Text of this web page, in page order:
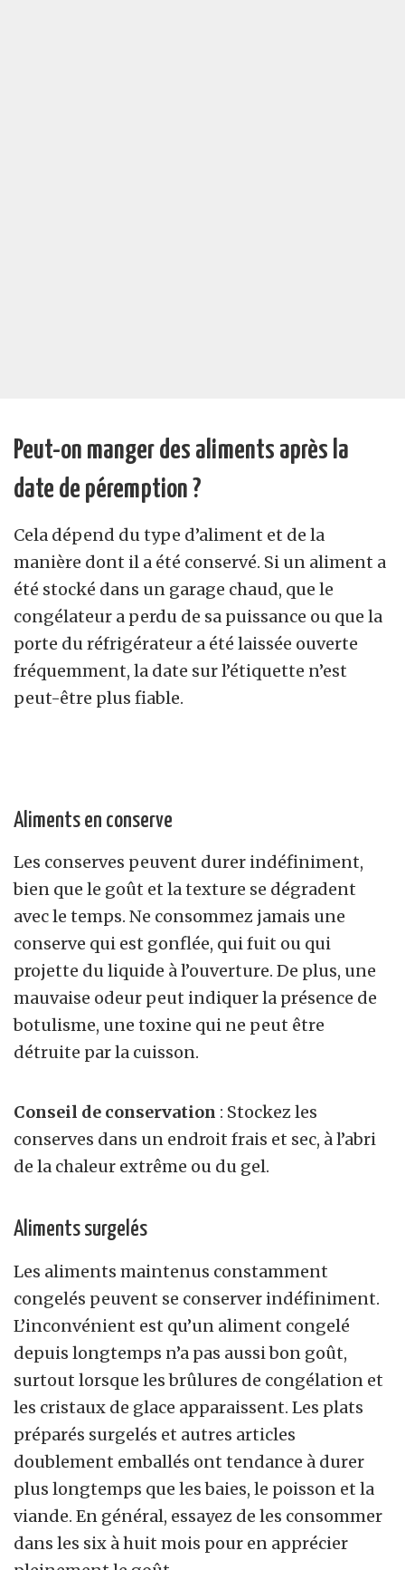
Peut-on manger des aliments après la
date de péremption ?
Cela dépend du type d’aliment et de la
manière dont il a été conservé. Si un aliment a
été stocké dans un garage chaud, que le
congélateur a perdu de sa puissance ou que la
porte du réfrigérateur a été laissée ouverte
fréquemment, la date sur l’étiquette n’est
peut-être plus fiable.
Aliments en conserve
Les conserves peuvent durer indéfiniment,
bien que le goût et la texture se dégradent
avec le temps. Ne consommez jamais une
conserve qui est gonflée, qui fuit ou qui
projette du liquide à l’ouverture. De plus, une
mauvaise odeur peut indiquer la présence de
botulisme, une toxine qui ne peut être
détruite par la cuisson.
Conseil de conservation : Stockez les
conserves dans un endroit frais et sec, à l’abri
de la chaleur extrême ou du gel.
Aliments surgelés
Les aliments maintenus constamment
congelés peuvent se conserver indéfiniment.
L’inconvénient est qu’un aliment congelé
depuis longtemps n’a pas aussi bon goût,
surtout lorsque les brûlures de congélation et
les cristaux de glace apparaissent. Les plats
préparés surgelés et autres articles
doublement emballés ont tendance à durer
plus longtemps que les baies, le poisson et la
viande. En général, essayez de les consommer
dans les six à huit mois pour en apprécier